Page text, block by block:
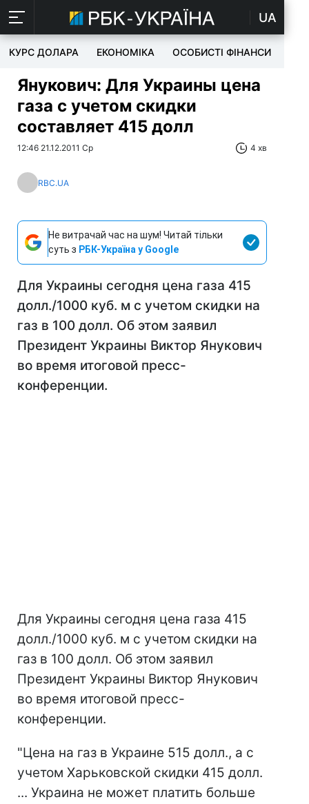
UA
КУРС ДОЛАРА ЕКОНОМІКА ОСОБИСТІ ФІНАНСИ
Янукович: Для Украины цена
газа с учетом скидки
составляет 415 долл
12:46 21.12.2011 Ср 4 хв
RBC.UA
Не витрачай час на шум! Читай тільки
суть з РБК-Україна у Google
Для Украины сегодня цена газа 415
долл./1000 куб. м с учетом скидки на
газ в 100 долл. Об этом заявил
Президент Украины Виктор Янукович
во время итоговой пресс-
конференции.
Для Украины сегодня цена газа 415
долл./1000 куб. м с учетом скидки на
газ в 100 долл. Об этом заявил
Президент Украины Виктор Янукович
во время итоговой пресс-
конференции.
"Цена на газ в Украине 515 долл., а с
учетом Харьковской скидки 415 долл.
... Украина не может платить больше